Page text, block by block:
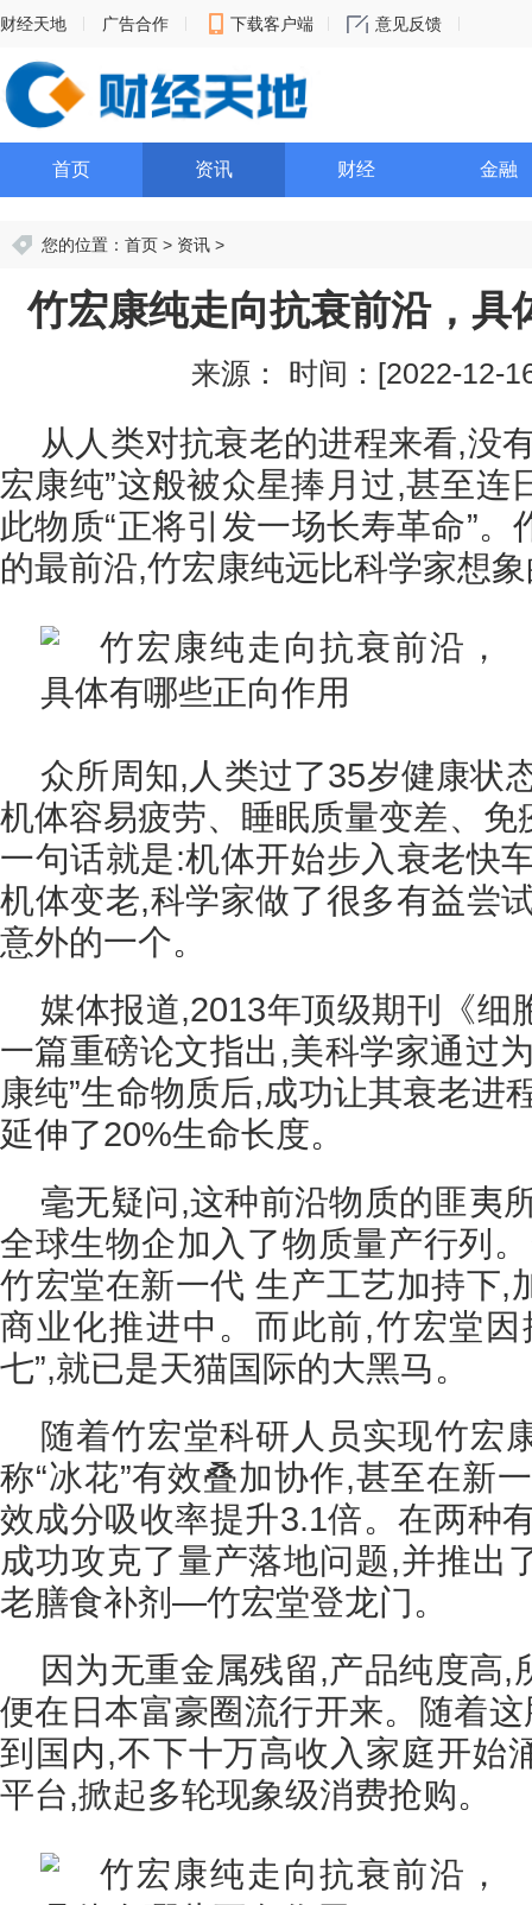
财经天地 广告合作 下载客户端 意见反馈
首页 资讯 财经 金融
您的位置： 首页 > 资讯 >
竹宏康纯走向抗衰前沿，具
来源： 时间：[2022-12-
从人类对抗衰老的进程来看,没
宏康纯”这般被众星捧月过,甚至连
此物质“正将引发一场长寿革命”
的最前沿,竹宏康纯远比科学家想
众所周知,人类过了35岁健康状
机体容易疲劳、睡眠质量变差、
一句话就是:机体开始步入衰老快
机体变老,科学家做了很多有益尝
意外的一个。
媒体报道,2013年顶级期刊《细
一篇重磅论文指出,美科学家通过
康纯”生命物质后,成功让其衰老进
延伸了20%生命长度。
毫无疑问,这种前沿物质的匪夷
全球生物企加入了物质量产行列
竹宏堂在新一代 生产工艺加持下,
商业化推进中。而此前,竹宏堂因
七”,就已是天猫国际的大黑马。
随着竹宏堂科研人员实现竹宏
称“冰花”有效叠加协作,甚至在新
效成分吸收率提升3.1倍。在两种
成功攻克了量产落地问题,并推出
老膳食补剂—竹宏堂登龙门。
因为无重金属残留,产品纯度高,
便在日本富豪圈流行开来。随着这
到国内,不下十万高收入家庭开始
平台,掀起多轮现象级消费抢购。